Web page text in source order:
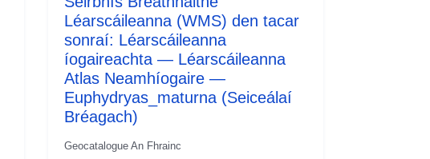
Léarscáileanna (WMS) den tacar
sonraí: Léarscáileanna
íogaireachta — Léarscáileanna
Atlas Neamhíogaire —
Euphydryas_maturna (Seiceálaí
Bréagach)
Geocatalogue An Fhrainc